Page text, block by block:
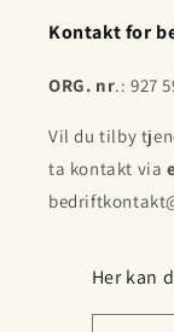
Kontakt for
ORG. nr.: 927
Vil du tilby
ta kontakt via
Her kan